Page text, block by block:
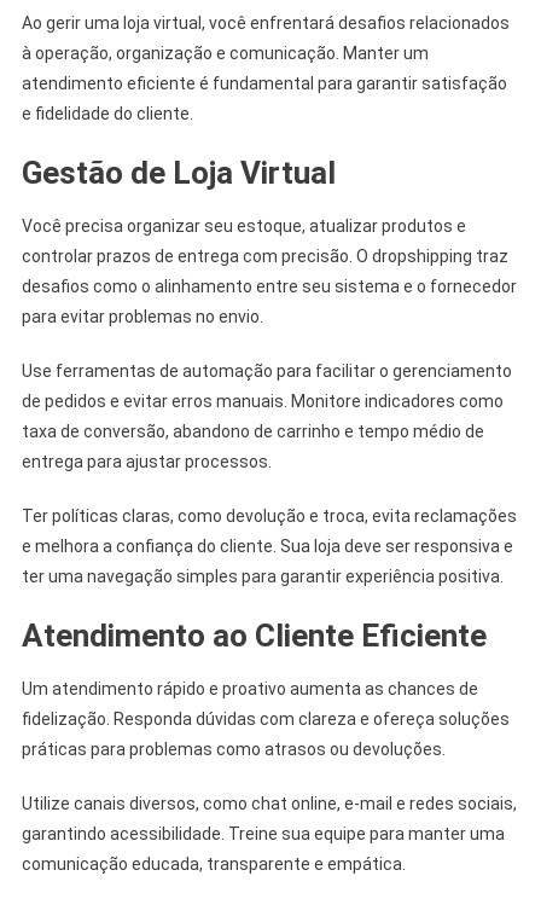
Ao gerir uma loja virtual, você enfrentará desafios relacionados
à operação, organização e comunicação. Manter um
atendimento eficiente é fundamental para garantir satisfação
e fidelidade do cliente.
Gestão de Loja Virtual
Você precisa organizar seu estoque, atualizar produtos e
controlar prazos de entrega com precisão. O dropshipping traz
desafios como o alinhamento entre seu sistema e o fornecedor
para evitar problemas no envio.
Use ferramentas de automação para facilitar o gerenciamento
de pedidos e evitar erros manuais. Monitore indicadores como
taxa de conversão, abandono de carrinho e tempo médio de
entrega para ajustar processos.
Ter políticas claras, como devolução e troca, evita reclamações
e melhora a confiança do cliente. Sua loja deve ser responsiva e
ter uma navegação simples para garantir experiência positiva.
Atendimento ao Cliente Eficiente
Um atendimento rápido e proativo aumenta as chances de
fidelização. Responda dúvidas com clareza e ofereça soluções
práticas para problemas como atrasos ou devoluções.
Utilize canais diversos, como chat online, e-mail e redes sociais,
garantindo acessibilidade. Treine sua equipe para manter uma
comunicação educada, transparente e empática.